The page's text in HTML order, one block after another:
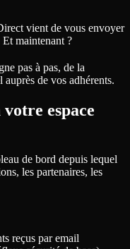
vient de vous envoyer
Et maintenant ?
pas à pas, de la
de vos adhérents.
espace
de bord depuis lequel
les partenaires, les
reçus par email